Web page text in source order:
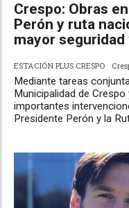
Crespo: Obras
Perón y ruta
mayor seguridad
ESTACIÓN PLUS CRESPO
Mediante tareas
Municipalidad de
importantes
Presidente Perón y la